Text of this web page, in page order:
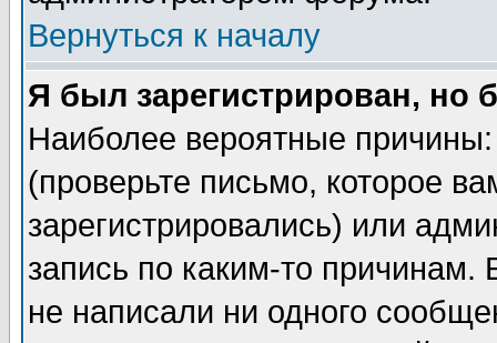
Вернуться к началу
Я был зарегистрирован, но
Наиболее вероятные
(проверьте письмо, которое
зарегистрировались) или
запись по каким-то
не написали ни одного